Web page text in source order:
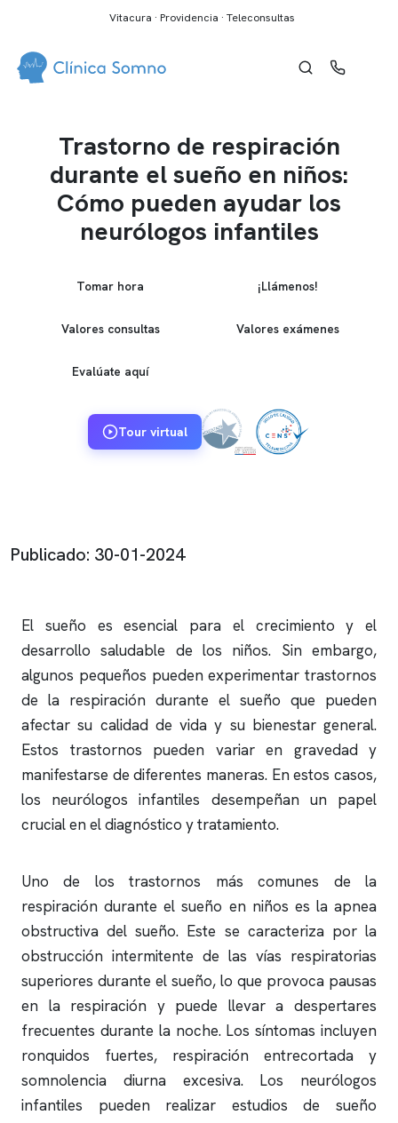
Vitacura · Providencia · Teleconsultas
Trastorno de respiración
durante el sueño en niños:
Cómo pueden ayudar los
neurólogos infantiles
Tomar hora ¡Llámenos!
Valores consultas Valores exámenes
Evalúate aquí
Tour virtual
Publicado: 30-01-2024
El sueño es esencial para el crecimiento y el
desarrollo saludable de los niños. Sin embargo,
algunos pequeños pueden experimentar trastornos
de la respiración durante el sueño que pueden
afectar su calidad de vida y su bienestar general.
Estos trastornos pueden variar en gravedad y
manifestarse de diferentes maneras. En estos casos,
los neurólogos infantiles desempeñan un papel
crucial en el diagnóstico y tratamiento.
Uno de los trastornos más comunes de la
respiración durante el sueño en niños es la apnea
obstructiva del sueño. Este se caracteriza por la
obstrucción intermitente de las vías respiratorias
superiores durante el sueño, lo que provoca pausas
en la respiración y puede llevar a despertares
frecuentes durante la noche. Los síntomas incluyen
ronquidos fuertes, respiración entrecortada y
somnolencia diurna excesiva. Los neurólogos
infantiles pueden realizar estudios de sueño